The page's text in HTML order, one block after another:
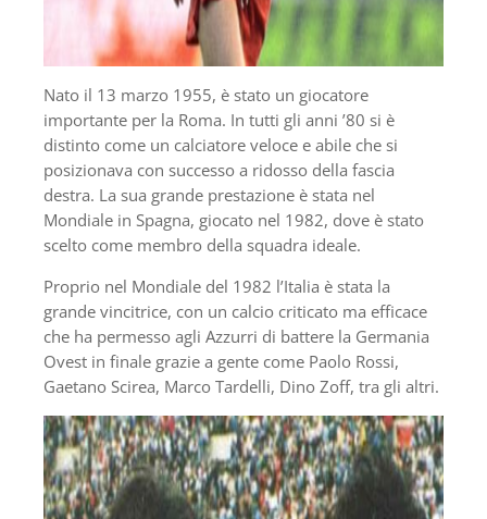
Nato il 13 marzo 1955, è stato un giocatore
importante per la Roma. In tutti gli anni ’80 si è
distinto come un calciatore veloce e abile che si
posizionava con successo a ridosso della fascia
destra. La sua grande prestazione è stata nel
Mondiale in Spagna, giocato nel 1982, dove è stato
scelto come membro della squadra ideale.
Proprio nel Mondiale del 1982 l’Italia è stata la
grande vincitrice, con un calcio criticato ma efficace
che ha permesso agli Azzurri di battere la Germania
Ovest in finale grazie a gente come Paolo Rossi,
Gaetano Scirea, Marco Tardelli, Dino Zoff, tra gli altri.